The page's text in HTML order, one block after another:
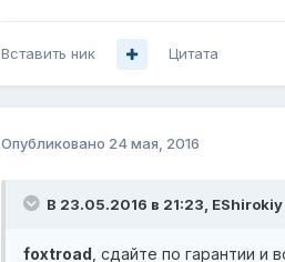
Вставить ник Цитата
Опубликовано 24 мая, 2016
В 23.05.2016 в 21:23, EShirokiy
foxtroad , сдайте по гарантии